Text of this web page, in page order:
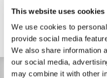
This website uses cookies
We use cookies to
provide social media
We also share information
our social media,
may combine it with other